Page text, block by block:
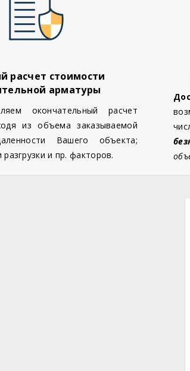
расчет стоимости
арматуры
окончательный расчет
из объема заказываемой
Вашего объекта;
и пр. факторов.